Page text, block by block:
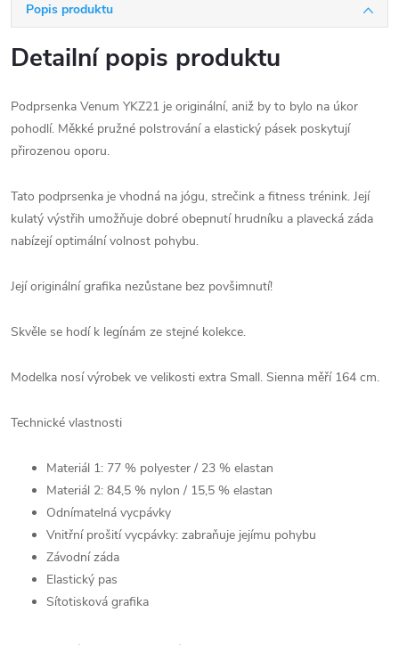
Popis produktu
Detailní popis produktu
Podprsenka Venum YKZ21 je originální, aniž by to bylo na úkor
pohodlí. Měkké pružné polstrování a elastický pásek poskytují
přirozenou oporu.
Tato podprsenka je vhodná na jógu, strečink a fitness trénink. Její
kulatý výstřih umožňuje dobré obepnutí hrudníku a plavecká záda
nabízejí optimální volnost pohybu.
Její originální grafika nezůstane bez povšimnutí!
Skvěle se hodí k legínám ze stejné kolekce.
Modelka nosí výrobek ve velikosti extra Small. Sienna měří 164 cm.
Technické vlastnosti
Materiál 1: 77 % polyester / 23 % elastan
Materiál 2: 84,5 % nylon / 15,5 % elastan
Odnímatelná vycpávky
Vnitřní prošití vycpávky: zabraňuje jejímu pohybu
Závodní záda
Elastický pas
Sítotisková grafika